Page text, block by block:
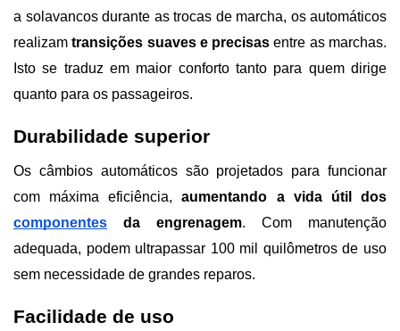
a solavancos durante as trocas de marcha, os automáticos
realizam transições suaves e precisas entre as marchas.
Isto se traduz em maior conforto tanto para quem dirige
quanto para os passageiros.
Durabilidade superior
Os câmbios automáticos são projetados para funcionar
com máxima eficiência,
componentes da engrenagem. Com manutenção
adequada, podem ultrapassar 100 mil quilômetros de uso
sem necessidade de grandes reparos.
Facilidade de uso